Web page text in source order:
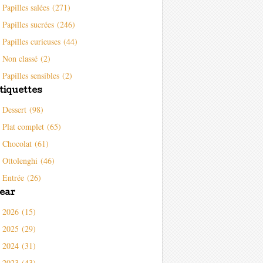
Papilles salées (271)
Papilles sucrées (246)
Papilles curieuses (44)
Non classé (2)
Papilles sensibles (2)
Dessert (98)
Plat complet (65)
Chocolat (61)
Ottolenghi (46)
Entrée (26)
2026 (15)
2025 (29)
2024 (31)